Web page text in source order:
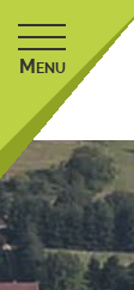
M ENU